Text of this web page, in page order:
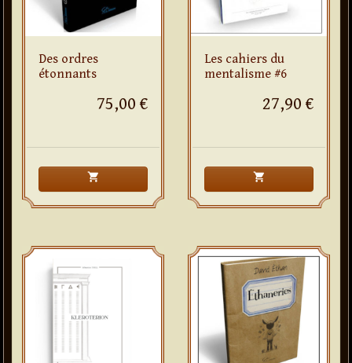
Des ordres
étonnants
75,00 €
shopping_cart
Les cahiers du
mentalisme #6
27,90 €
shopping_cart